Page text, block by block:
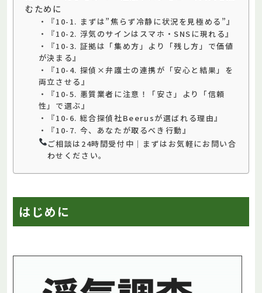
むために
・『10-1. まずは”焦らず冷静に状況を見極める”』
・『10-2. 浮気のサインはスマホ・SNSに現れる』
・『10-3. 証拠は「集め方」より「残し方」で価値
が決まる』
・『10-4. 探偵×弁護士の連携が「安心と結果」を
両立させる』
・『10-5. 悪質業者に注意！「安さ」より「信頼
性」で選ぶ』
・『10-6. 総合探偵社Beerusが選ばれる理由』
・『10-7. 今、あなたが取るべき行動』
ご相談は24時間受付中｜まずはお気軽にお問い合
わせください。
はじめに